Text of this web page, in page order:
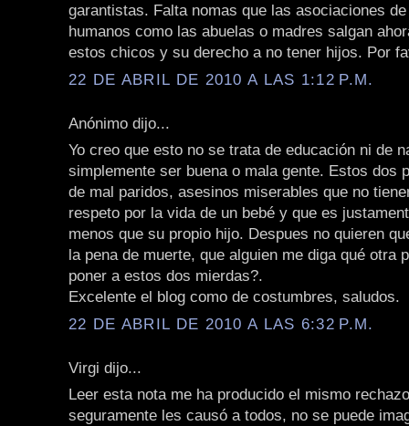
garantistas. Falta nomas que las asociaciones
humanos como las abuelas o madres salgan
estos chicos y su derecho a no tener hijos. Por
22 DE ABRIL DE 2010 A LAS 1:12 P.M.
Anónimo dijo...
Yo creo que esto no se trata de educación ni de
simplemente ser buena o mala gente. Estos dos
de mal paridos, asesinos miserables que no
respeto por la vida de un bebé y que es
menos que su propio hijo. Despues no quieren
la pena de muerte, que alguien me diga qué otra
poner a estos dos mierdas?.
Excelente el blog como de costumbres, saludos.
22 DE ABRIL DE 2010 A LAS 6:32 P.M.
Virgi dijo...
Leer esta nota me ha producido el mismo
seguramente les causó a todos, no se puede